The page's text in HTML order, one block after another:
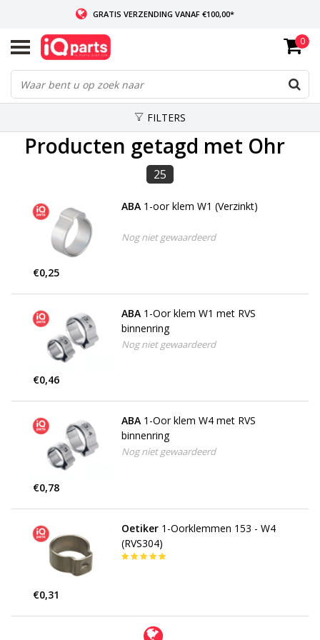
GRATIS VERZENDING VANAF €100,00*
INDIEN VOORRADIG: VOOR 14:00 BESTELD, ZELFDE DAG VERZONDEN
WERELDWIJDE LEVERING
0
FILTERS
Producten getagd met Ohr
25
ABA 1-oor klem W1 (Verzinkt)
Nog niet gewaardeerd
€0,25
ABA 1-Oor klem W1 met RVS
binnenring
Nog niet gewaardeerd
€0,46
ABA 1-Oor klem W4 met RVS
binnenring
Nog niet gewaardeerd
€0,78
Oetiker 1-Oorklemmen 153 - W4
(RVS304)
€0,31